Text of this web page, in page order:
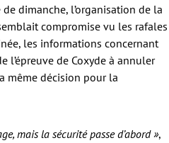
dimanche, l’organisation de la
compromise vu les rafales
les informations concernant
l’épreuve de Coxyde à annuler
même décision pour la
mais la sécurité passe d’abord »,